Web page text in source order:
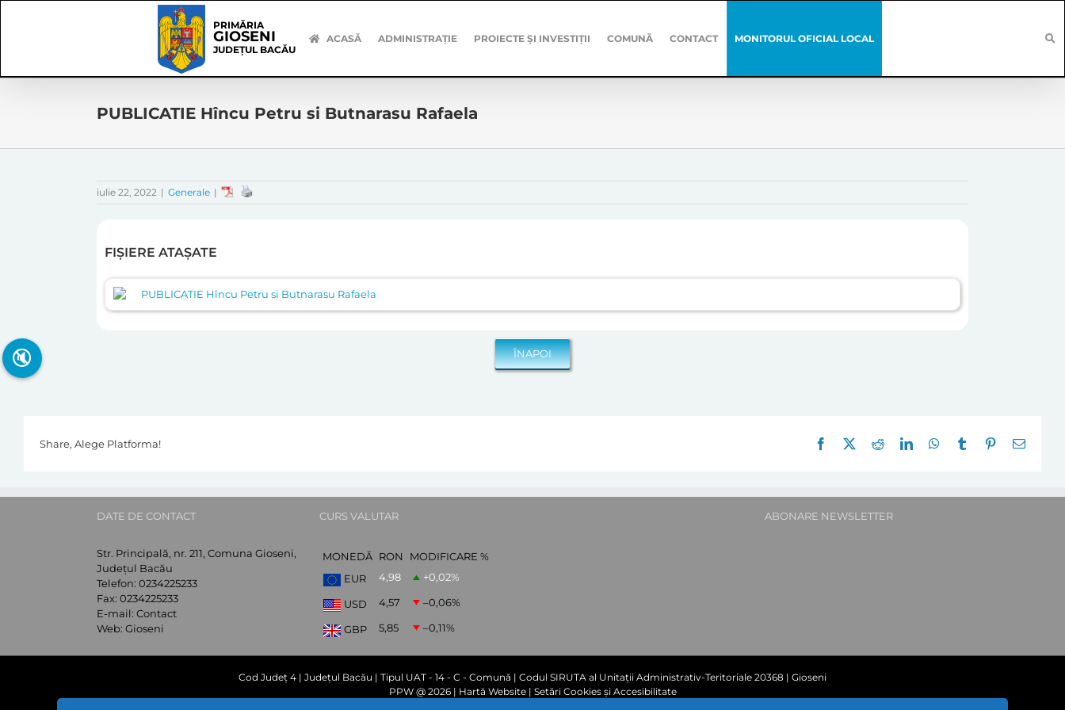
PRIMĂRIA
GIOSENI
JUDEȚUL BACĂU
ACASĂ ADMINISTRAȚIE PROIECTE ȘI INVESTIȚII COMUNĂ CONTACT MONITORUL OFICIAL LOCAL
PUBLICATIE Hîncu Petru si Butnarasu Rafaela
iulie 22, 2022 | Generale |
FIȘIERE ATAȘATE
PUBLICATIE Hîncu Petru si Butnarasu Rafaela
Share, Alege Platforma! Facebook RedditLinkedInWhatsApp
Tumblr Pinterest
E-
DATE DE CONTACT
Str. Principală, nr. 211, Comuna Gioseni,
Județul Bacău
Telefon: 0234225233
Fax: 0234225233
E-mail: Contact
Web: Gioseni
CURS VALUTAR
MONEDĂ RON
MODIFICARE %
EUR
4,98 +0,02%
USD 4,57 –0,06%
GBP 5,85 –0,11%
ABONARE NEWSLETTER
Cod Județ 4 | Județul Bacău | Tipul UAT - 14 - C - Comună | Codul SIRUTA al Unitații Administrativ-Teritoriale 20368 | Gioseni
PPW @ 2026 | Hartă Website| Setări Cookies și Accesibilitate
🔇